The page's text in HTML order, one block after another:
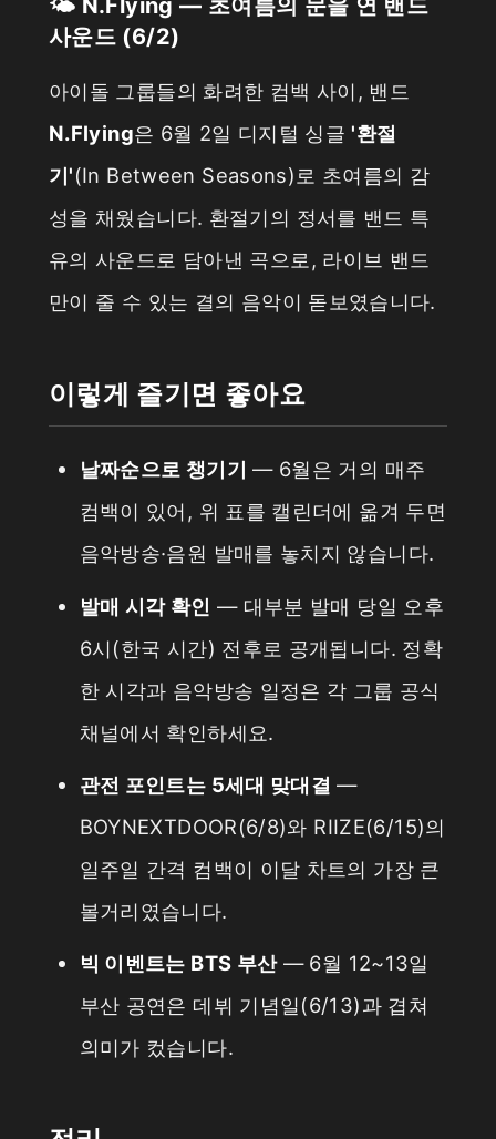
🌤️ N.Flying — 초여름의 문을 연 밴드
사운드 (6/2)
아이돌 그룹들의 화려한 컴백 사이, 밴드
N.Flying은 6월 2일 디지털 싱글 '환절
기'(In Between Seasons)로 초여름의 감
성을 채웠습니다. 환절기의 정서를 밴드 특
유의 사운드로 담아낸 곡으로, 라이브 밴드
만이 줄 수 있는 결의 음악이 돋보였습니다.
이렇게 즐기면 좋아요
날짜순으로 챙기기 — 6월은 거의 매주
컴백이 있어, 위 표를 캘린더에 옮겨 두면
음악방송·음원 발매를 놓치지 않습니다.
발매 시각 확인 — 대부분 발매 당일 오후
6시(한국 시간) 전후로 공개됩니다. 정확
한 시각과 음악방송 일정은 각 그룹 공식
채널에서 확인하세요.
관전 포인트는 5세대 맞대결 —
BOYNEXTDOOR(6/8)와 RIIZE(6/15)의
일주일 간격 컴백이 이달 차트의 가장 큰
볼거리였습니다.
빅 이벤트는 BTS 부산— 6월 12~13일
부산 공연은 데뷔 기념일(6/13)과 겹쳐
의미가 컸습니다.